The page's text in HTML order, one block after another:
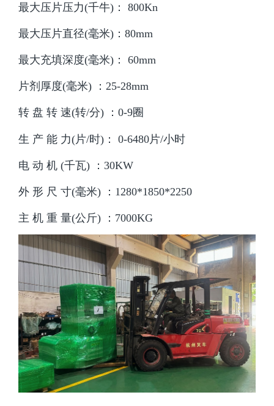
最大压片压力(千牛) ： 800Kn
最大压片直径(毫米) ： 80mm
最大充填深度(毫米) ： 60mm
片剂厚度(毫米) ： 25-28mm
转 盘 转 速(转/分) ： 0-9圈
生 产 能 力(片/时) ： 0-6480片/小时
电 动 机 (千瓦) ： 30KW
外 形 尺 寸(毫米) ： 1280*1850*2250
主 机 重 量(公斤) ： 7000KG